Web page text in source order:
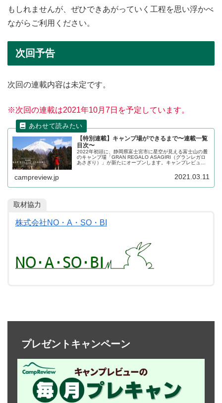
もしれませんが、ぜひできあがっていく工程を思い浮かべ
ながらご利用ください。
次回予告
次回の連載内容は未定です。
※次回の連載は2021年10月7日を予定しています。
【特別連載】キャンプ場ができるまで〜連載一覧
目次〜
2022年初頭に、静岡県富士宮市に星空が見える富士山の麓
のキャンプ場「GRAN REGALO ASAGIRI（グランレガロ
あさぎり）」が新たにオープンします。キャンプレビュー
させていただくことになりました。こちらのページは、全
コンテンツを一覧化した目次ページとなります。
campreview.jp 2021.03.11
取材協力
株式会社NO・A・SO・BI
プレゼントキャンペーン